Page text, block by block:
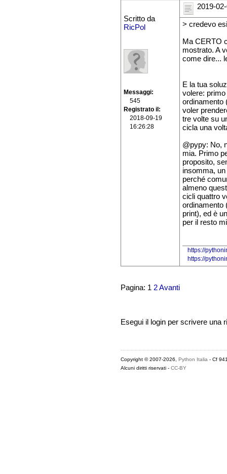
Scritto da
RicPol
Messaggi
545
Registrato il
2018-09-19
16:26:28
2019-
> credevo
Ma CERTO
mostrato. A
come dire...
E la tua
volere:
ordinamento
voler
tre volte su
cicla una
@pypy: No,
mia. Primo
proposito,
insomma,
perché
almeno
cicli quattro
ordinamento
print), ed è
per il resto
https://
https://
Pagina: 1 2Avanti
Esegui il login per scrivere una
Copyright © 2007-2026, Python Italia- Cf
Alcuni diritti riservati - CC-BY